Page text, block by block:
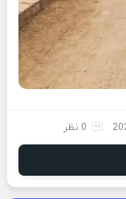
0 نظر